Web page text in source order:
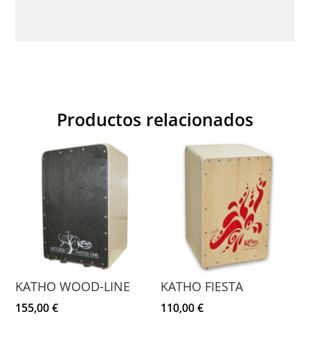
Productos relacionados
KATHO WOOD-LINE
155,00€
KATHO FIESTA
110,00€